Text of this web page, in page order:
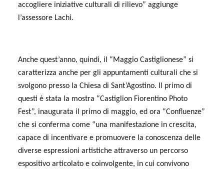
accogliere iniziative culturali di rilievo” aggiunge
l’assessore Lachi.
Anche quest’anno, quindi, il “Maggio Castiglionese” si
caratterizza anche per gli appuntamenti culturali che si
svolgono presso la Chiesa di Sant’Agostino. Il primo di
questi è stata la mostra “Castiglion Fiorentino Photo
Fest”, inaugurata il primo di maggio, ed ora “Confluenze”
che si conferma come “una manifestazione in crescita,
capace di incentivare e promuovere la conoscenza delle
diverse espressioni artistiche attraverso un percorso
espositivo articolato e coinvolgente, in cui convivono